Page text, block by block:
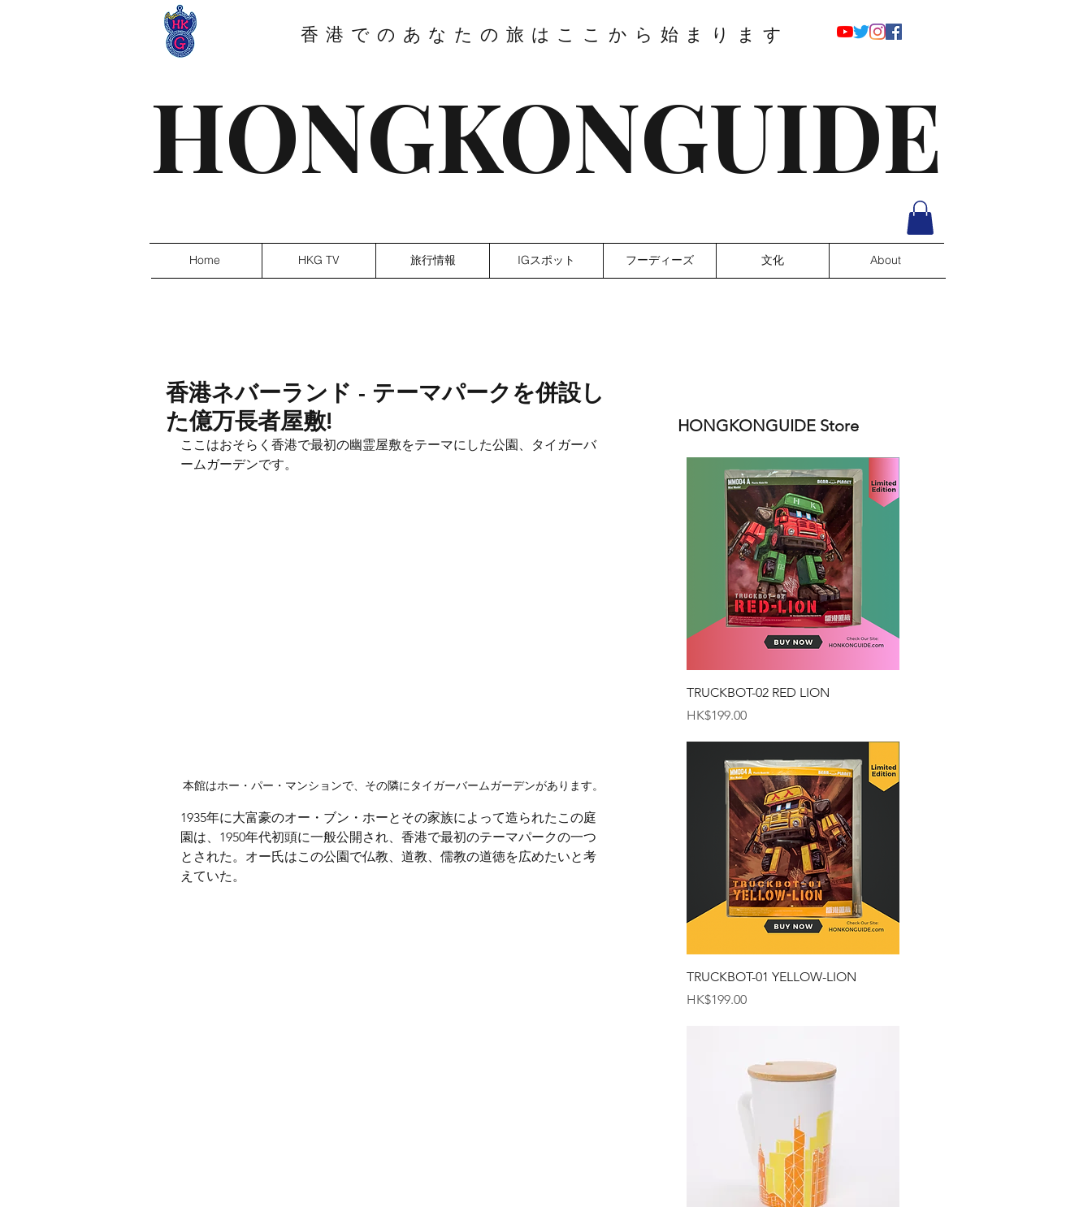
香港でのあなたの旅はここから始まります
HONGKONGUIDE
Home HKG TV 旅行情報 IGスポット フーディーズ 文化 About
HONGKONGUIDE Store
クイックビュー
TRUCKBOT-02 RED LION
価格
HK$199.00
クイックビュー
TRUCKBOT-01 YELLOW-LION
価格
HK$199.00
香港ネバーランド - テーマパークを併設し
た億万長者屋敷!
ここはおそらく香港で最初の幽霊屋敷をテーマにした公園、タイガーバ
ームガーデンです。
本館はホー・パー・マンションで、その隣にタイガーバームガーデンがあります。
1935年に大富豪のオー・ブン・ホーとその家族によって造られたこの庭
園は、1950年代初頭に一般公開され、香港で最初のテーマパークの一つ
とされた。オー氏はこの公園で仏教、道教、儒教の道徳を広めたいと考
えていた。